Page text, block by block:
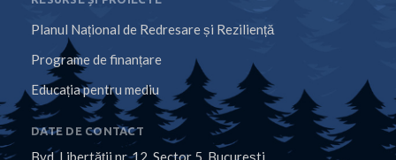
Planul Național de Redresare și Reziliență
Programe de finanțare
Educația pentru mediu
DATE DE CONTACT
Bvd. Libertăţii nr. 12, Sector 5, Bucureşti